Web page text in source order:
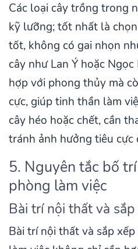
Các loại cây trồng trong
kỹ lưỡng; tốt nhất là
tốt, không có gai nhọn
cây như Lan Ý hoặc
hợp với phong thủy mà
cực, giúp tinh thần làm
cây héo hoặc chết, cần
tránh ảnh hưởng tiêu cực
5. Nguyên tắc bố
phòng làm việc
Bài trí nội thất và
Bài trí nội thất và sắp